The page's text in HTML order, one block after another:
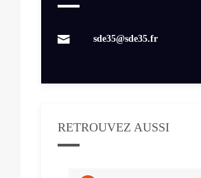
sde35@sde35.fr
RETROUVEZ AUSSI